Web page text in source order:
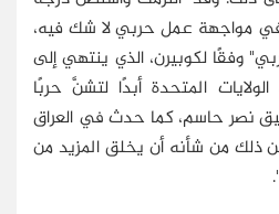
مواجهة عمل حربي لا شك فيه،
وفقًا لكوبيرن، الذي ينتهي إلى
المتحدة أبدًا لتشنَّ حربًا
نصر حاسم، كما حدث في العراق
من ذلك من شأنه أن يخلق المزيد من